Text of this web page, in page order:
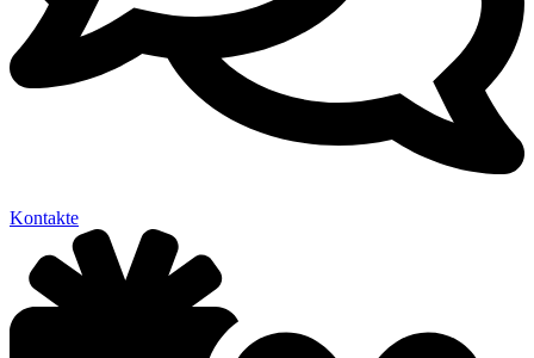
Kontakte